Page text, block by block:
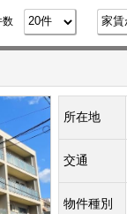
数
所在地
交通
物件種別